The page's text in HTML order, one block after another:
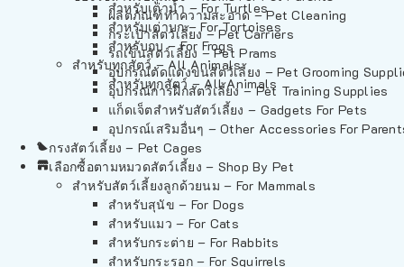
ผลิตภัณฑ์ทำความสะอาด – Pet Cleaning
กระเป๋าสัตว์เลี้ยง – Pet Carriers
รถเข็นสัตว์เลี้ยง – Pet Prams
อุปกรณ์ตัดแต่งขนสัตว์เลี้ยง – Pet Grooming
อุปกรณ์การฝึกสัตว์เลี้ยง – Pet Training Supplies
แก็ดเจ็ตสำหรับสัตว์เลี้ยง – Gadgets For Pets
อุปกรณ์เสริมอื่นๆ – Other Accessories For
กรงสัตว์เลี้ยง – Pet Cages
เลือกซื้อตามหมวดสัตว์เลี้ยง – Shop By Pet
สำหรับสัตว์เลี้ยงลูกด้วยนม – For Mammals
สำหรับสุนัข – For Dogs
สำหรับแมว – For Cats
สำหรับกระต่าย – For Rabbits
สำหรับกระรอก – For Squirrels
สำหรับเต่าน้ำ – For Turtles
สำหรับเต่าบก – For Tortoises
สำหรับกบ – For Frogs
สำหรับทุกสัตว์ – All Animals
สำหรับทุกสัตว์ – All Animals